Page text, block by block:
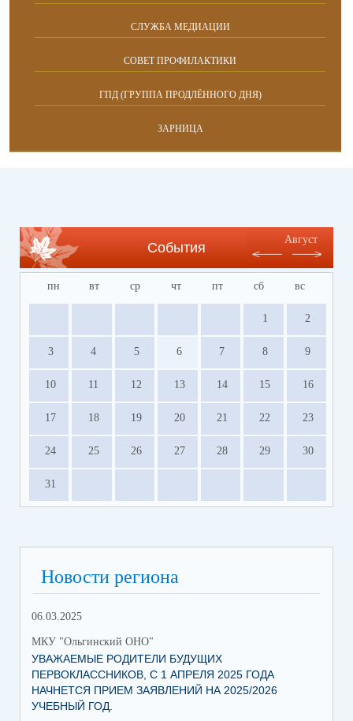
СЛУЖБА МЕДИАЦИИ
СОВЕТ ПРОФИЛАКТИКИ
ГПД (ГРУППА ПРОДЛЁННОГО ДНЯ)
ЗАРНИЦА
События
Август
пн вт ср чт пт сб вс
1 2
3 4 5 6 7 8 9
10 11 12 13 14 15 16
17 18 19 20 21 22 23
24 25 26 27 28 29 30
31
Новости региона
06.03.2025
МКУ "Ольгинский ОНО"
УВАЖАЕМЫЕ РОДИТЕЛИ БУДУЩИХ
ПЕРВОКЛАССНИКОВ, С 1 АПРЕЛЯ 2025 ГОДА
НАЧНЕТСЯ ПРИЕМ ЗАЯВЛЕНИЙ НА 2025/2026
УЧЕБНЫЙ ГОД.